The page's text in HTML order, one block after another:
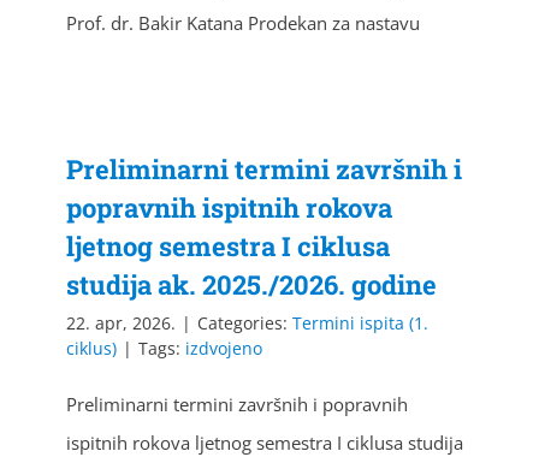
Prof. dr. Bakir Katana Prodekan za nastavu
Preliminarni termini završnih i
popravnih ispitnih rokova
ljetnog semestra I ciklusa
studija ak. 2025./2026. godine
22. apr, 2026. | Categories: Termini ispita (1.
ciklus) | Tags: izdvojeno
Preliminarni termini završnih i popravnih
ispitnih rokova ljetnog semestra I ciklusa studija